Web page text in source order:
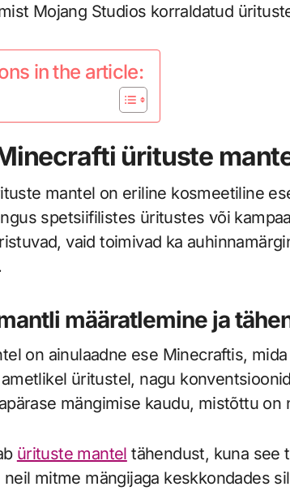
Mojang Studios korraldatud
in the article:
ürituste
mantel on eriline kosmeetiline
spetsiifilistes üritustes või
vaid toimivad ka
määratlemine ja
on ainulaadne ese Minecraftis,
üritustel, nagu
mängimise kaudu, mistõttu on
ürituste mantel tähendust, kuna see
mitme mängijaga keskkondades